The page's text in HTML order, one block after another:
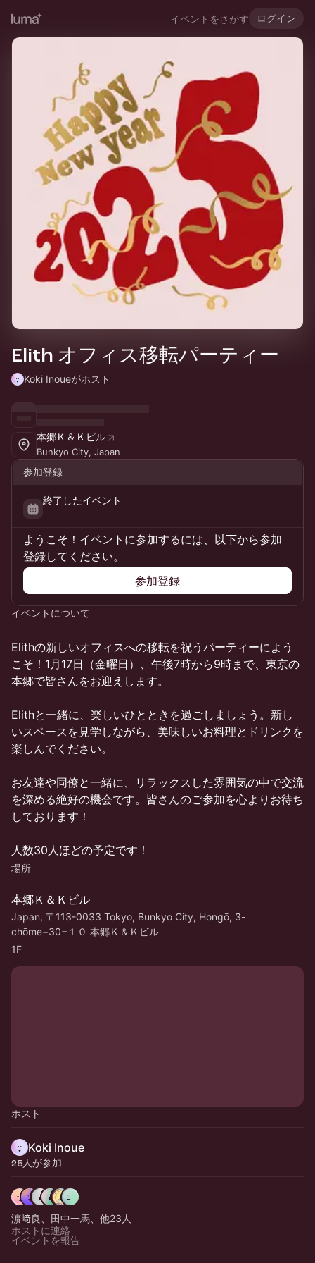
イベントをさがす ログイン
Elith オフィス移転パーティー
Koki Inoueがホスト
本郷Ｋ＆Ｋビル
Bunkyo City, Japan
参加登録
終了したイベント
ようこそ！イベントに参加するには、以下から参加
登録してください。
参加登録
イベントについて
Elithの新しいオフィスへの移転を祝うパーティーによう
こそ！1月17日（金曜日）、午後7時から9時まで、東京の
本郷で皆さんをお迎えします。
Elithと一緒に、楽しいひとときを過ごしましょう。新し
いスペースを見学しながら、美味しいお料理とドリンクを
楽しんでください。
お友達や同僚と一緒に、リラックスした雰囲気の中で交流
を深める絶好の機会です。皆さんのご参加を心よりお待ち
しております！
人数30人ほどの予定です！
場所
本郷Ｋ＆Ｋビル
Japan, 〒113-0033 Tokyo, Bunkyo City, Hongō, 3-
chōme−30−１０ 本郷Ｋ＆Ｋビル
1F
ホスト
Koki Inoue
25人が参加
濵﨑良、田中一馬、他23人
ホストに連絡
イベントを報告